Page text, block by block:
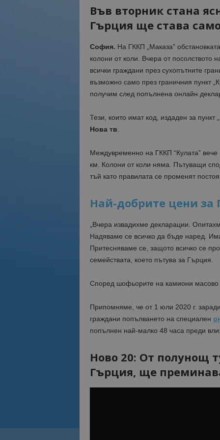
Във вторник стана
Гърция ще става
София. На ГККП „Маказа”
колони от коли. Вчера от
всички граждани през сухопътните
възможно само през граничния пункт
получим след попълнена онлайн
Тези, които имат код, издаден за
Нова тв
Междувременно на ГККП “Кулата”
км. Колони от коли няма. Пътуващи
тъй като правилата се променят
Най-добрите цени за
„Вчера извадихме декларации.
Надяваме се всичко да бъде наред.
Притесняваме се, защото всичко се
семействата, което пътува за Гърция.
Според шофьорите на камиони масово
Припомняме, че от 1 юли 2020 г.
граждани попълването на специален
попълнен най-малко 48 часа преди
Ново 20: От полунощ
Гърция, ще